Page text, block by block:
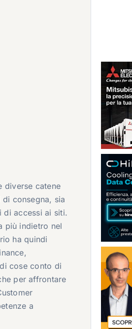
diverse catene
consegna, sia
di accessi ai siti.
più indietro nel
ha quindi
cose conto di
per affrontare
a